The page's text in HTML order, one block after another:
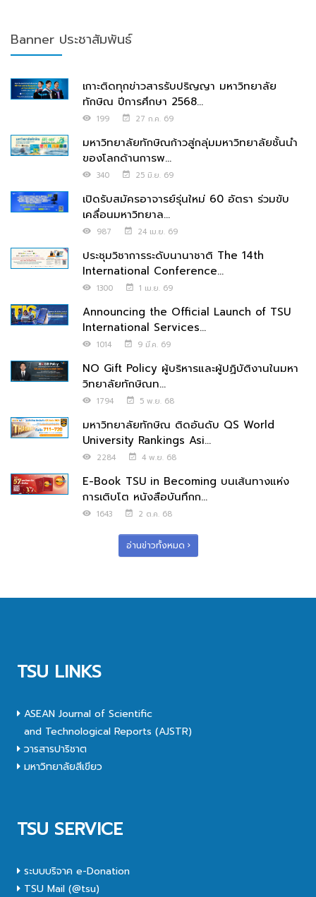
Banner ประชาสัมพันธ์
เกาะติดทุกข่าวสารรับปริญญา มหาวิทยาลัย
ทักษิณ ปีการศึกษา 2568...
199 27 ก.ค. 69
มหาวิทยาลัยทักษิณก้าวสู่กลุ่มมหาวิทยาลัยชั้นนำ
ของโลกด้านการพ...
340 25 มิ.ย. 69
เปิดรับสมัครอาจารย์รุ่นใหม่ 60 อัตรา ร่วมขับ
เคลื่อนมหาวิทยาล...
987 24 เม.ย. 69
ประชุมวิชาการระดับนานาชาติ The 14th
International Conference...
1300 1 เม.ย. 69
Announcing the Official Launch of TSU
International Services...
1014 9 มี.ค. 69
NO Gift Policy ผู้บริหารและผู้ปฏิบัติงานในมหา
วิทยาลัยทักษิณท...
1794 5 พ.ย. 68
มหาวิทยาลัยทักษิณ ติดอันดับ QS World
University Rankings Asi...
2284 4 พ.ย. 68
E-Book TSU in Becoming บนเส้นทางแห่ง
การเติบโต หนังสือบันทึกก...
1643 2 ต.ค. 68
อ่านข่าวทั้งหมด
TSU LINKS
ASEAN Journal of Scientific
and Technological Reports (AJSTR)
วารสารปาริชาต
มหาวิทยาลัยสีเขียว
TSU SERVICE
ระบบบริจาค e-Donation
TSU Mail (@tsu)